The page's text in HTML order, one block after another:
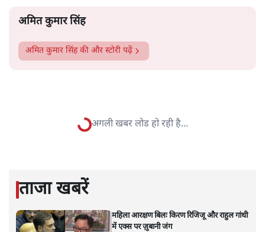
अमित कुमार सिंह
अमित कुमार सिंहकी और स्टोरी पढ़ें
की राह में कौन अटका रहा है रोड़े?
विश्लेषण| यूसुफ़ अंसारी| 4 JAN, 2024